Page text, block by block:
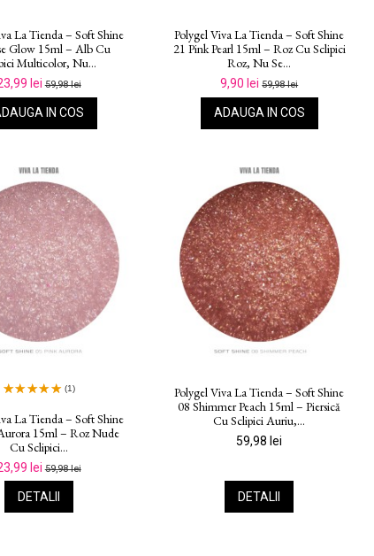
La Tienda – Soft Shine
Glow 15ml – Alb Cu
Multicolor, Nu...
lei59,98 lei
IN COS
Polygel Viva La Tienda – Soft Shine
21 Pink Pearl 15ml – Roz Cu Sclipici
Roz, Nu Se...
9,90 lei59,98 lei
ADAUGA IN COS
(1)
La Tienda – Soft Shine
15ml – Roz Nude
Cu Sclipici...
lei59,98 lei
DETALII
Polygel Viva La Tienda – Soft Shine
08 Shimmer Peach 15ml – Piersică
Cu Sclipici Auriu,...
59,98 lei
DETALII